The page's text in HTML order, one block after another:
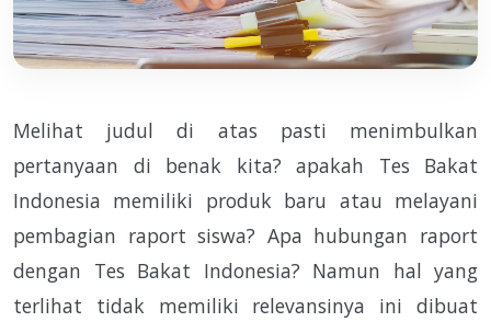
Melihat judul di atas pasti menimbulkan
pertanyaan di benak kita? apakah Tes Bakat
Indonesia memiliki produk baru atau melayani
pembagian raport siswa? Apa hubungan raport
dengan Tes Bakat Indonesia? Namun hal yang
terlihat tidak memiliki relevansinya ini dibuat